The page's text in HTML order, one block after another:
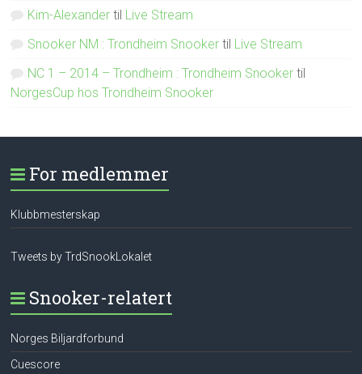
Kim-Alexander til Live Stream
Snooker NM : Trondheim Snooker til Live Stream
NC 1 – 2014 – Trondheim : Trondheim Snooker til
NorgesCup hos Trondheim Snooker
For medlemmer
Klubbmesterskap
Tweets by TrdSnookLokalet
Snooker-relatert
Norges Biljardforbund
Cuescore